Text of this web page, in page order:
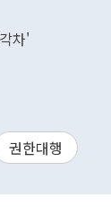
차'
권한대행